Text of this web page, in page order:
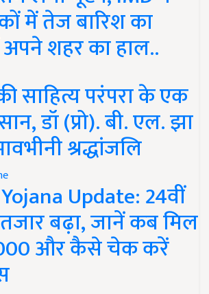
में तेज बारिश का
शहर का हाल..
साहित्य परंपरा के एक
डॉ (प्रो). बी. एल. झा
श्रद्धांजलि
Update: 24वीं
बढ़ा, जानें कब मिल
और कैसे चेक करें